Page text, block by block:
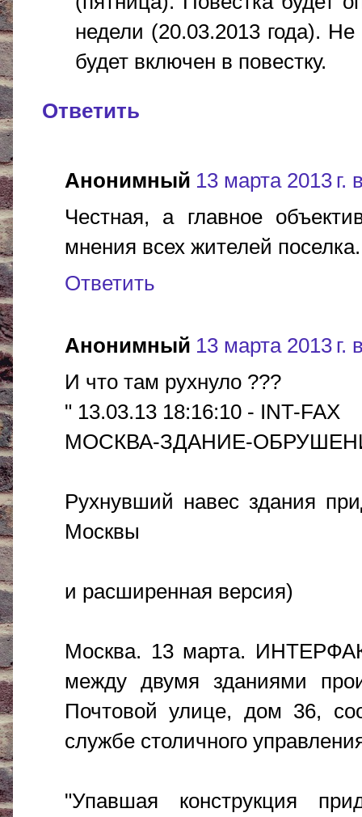
недели (20.03.2013 года).
будет включен в повестку.
Ответить
Анонимный 13 марта 2013 г.
Честная, а главное
мнения всех жителей
Ответить
Анонимный 13 марта 2013 г.
И что там рухнуло ???
" 13.03.13 18:16:10 - INT-FAX
МОСКВА-ЗДАНИЕ-
Рухнувший навес здания
Москвы
и расширенная версия)
Москва. 13 марта.
между двумя зданиями
Почтовой улице, дом 36,
службе столичного
"Упавшая конструкция